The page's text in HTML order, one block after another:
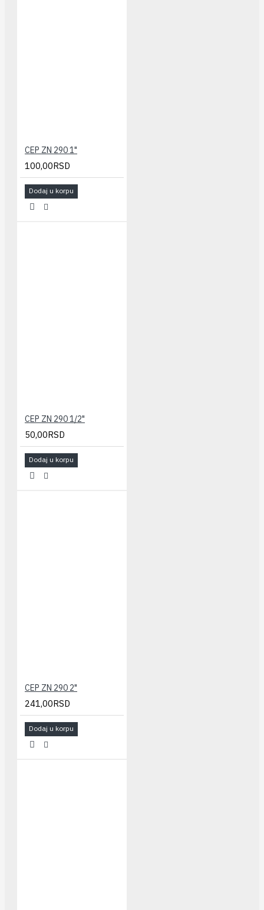
CEP ZN 290 1"
100,00RSD
Dodaj u korpu
CEP ZN 290 1/2"
50,00RSD
Dodaj u korpu
CEP ZN 290 2"
241,00RSD
Dodaj u korpu